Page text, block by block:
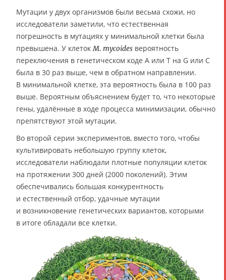
Мутации у двух организмов были весьма схожи, но
исследователи заметили, что естественная
погрешность в мутациях у минимальной клетки была
превышена. У клеток M. mycoides вероятность
переключения в генетическом коде A или T на G или C
была в 30 раз выше, чем в обратном направлении.
В минимальной клетке, эта вероятность была в 100 раз
выше. Вероятным объяснением будет то, что некоторые
гены, удалённые в ходе процесса минимизации, обычно
препятствуют этой мутации.
Во второй серии экспериментов, вместо того, чтобы
культивировать небольшую группу клеток,
исследователи наблюдали плотные популяции клеток
на протяжении 300 дней (2000 поколений). Этим
обеспечивались большая конкурентность
и естественный отбор, удачные мутации
и возникновение генетических вариантов, которыми
в итоге обладали все клетки.